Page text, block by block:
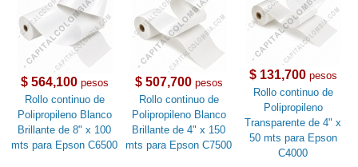
$ 564,100pesos
Rollo continuo de
Polipropileno Blanco
Brillante de 8" x 100
mts para Epson C6500
$ 507,700pesos
Rollo continuo de
Polipropileno Blanco
Brillante de 4" x 150
mts para Epson C7500
$ 131,700pesos
Rollo continuo de
Polipropileno
Transparente de 4" x
50 mts para Epson
C4000